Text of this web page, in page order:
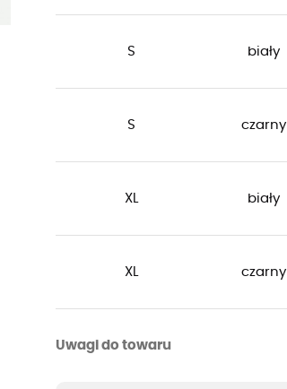
S biały
S czarny
XL biały
XL czarny
Uwagi do towaru